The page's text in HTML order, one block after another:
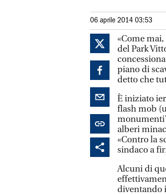
06 aprile 2014 03:53
«Come
del Park
piano di
detto che
È iniziato
flash mob
alberi
«Contro la
sindaco a
Alcuni di
diventando